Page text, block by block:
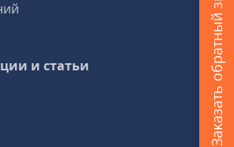
и статьи
Заказать обратный звонок